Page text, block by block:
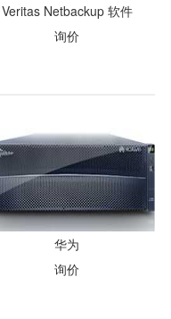
Veritas Netbackup 软件
询价
华为
询价